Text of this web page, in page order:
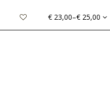
€ 23,00–€ 25,00